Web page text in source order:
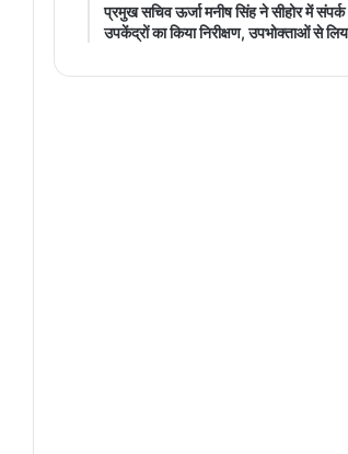
प्रमुख सचिव ऊर्जा मनीष सिंह ने सीहोर में
उपकेंद्रों का किया निरीक्षण, उपभोक्ताओं से